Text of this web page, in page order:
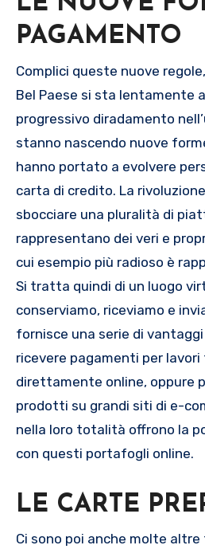
PAGAMENTO
Complici queste nuove
Bel Paese si sta lentamente
progressivo diradamento
stanno nascendo nuove
hanno portato a evolvere
carta di credito. La
sbocciare una pluralità di
rappresentano dei veri e
cui esempio più radioso è
Si tratta quindi di un luogo
conserviamo, riceviamo e
fornisce una serie di
ricevere pagamenti per
direttamente online, oppure
prodotti su grandi siti di e-
nella loro totalità offrono la
con questi portafogli online.
LE CARTE
Ci sono poi anche molte